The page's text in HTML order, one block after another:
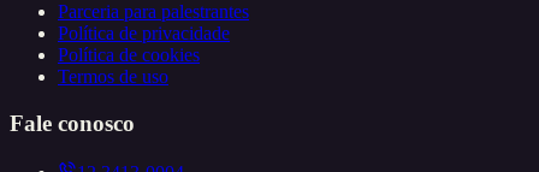
Parceria para palestrantes
Política de privacidade
Política de cookies
Termos de uso
Fale conosco